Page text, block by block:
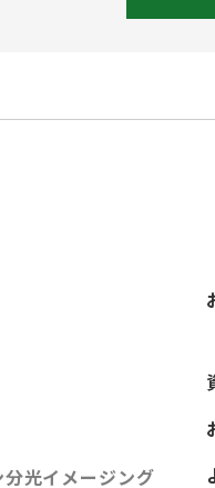
光イメージング